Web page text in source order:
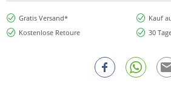
Gratis Versand*
Kauf
Kostenlose Retoure
30